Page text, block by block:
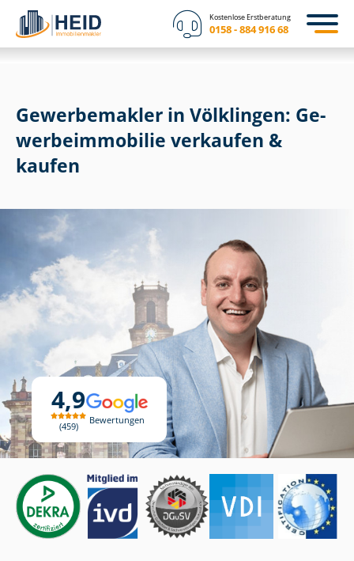
Kostenlose Erstberatung
0158 - 884 916 68
4,9
459
Bewertungen
Gewerbemakler in Völklingen: Ge­
wer­be­im­mo­bi­lie verkaufen &
kaufen